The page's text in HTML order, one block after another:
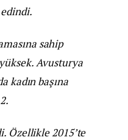
sahip
Avusturya
kadın başına
Özellikle 2015’te